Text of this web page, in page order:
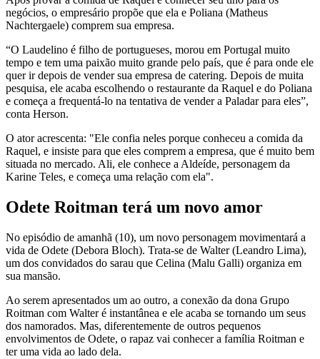
negócios, o empresário propõe que ela e Poliana (Matheus
Nachtergaele) comprem sua empresa.
“O Laudelino é filho de portugueses, morou em Portugal muito
tempo e tem uma paixão muito grande pelo país, que é para onde ele
quer ir depois de vender sua empresa de catering. Depois de muita
pesquisa, ele acaba escolhendo o restaurante da Raquel e do Poliana
e começa a frequentá-lo na tentativa de vender a Paladar para eles”,
conta Herson.
O ator acrescenta: "Ele confia neles porque conheceu a comida da
Raquel, e insiste para que eles comprem a empresa, que é muito bem
situada no mercado. Ali, ele conhece a Aldeíde, personagem da
Karine Teles, e começa uma relação com ela".
Odete Roitman terá um novo amor
No episódio de amanhã (10), um novo personagem movimentará a
vida de Odete (Debora Bloch). Trata-se de Walter (Leandro Lima),
um dos convidados do sarau que Celina (Malu Galli) organiza em
sua mansão.
Ao serem apresentados um ao outro, a conexão da dona Grupo
Roitman com Walter é instantânea e ele acaba se tornando um seus
dos namorados. Mas, diferentemente de outros pequenos
envolvimentos de Odete, o rapaz vai conhecer a família Roitman e
ter uma vida ao lado dela.